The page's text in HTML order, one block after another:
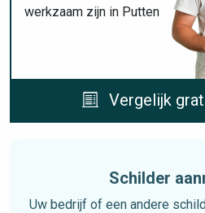
werkzaam zijn in Putten
Vergelijk
Schilder
Uw bedrijf of een andere